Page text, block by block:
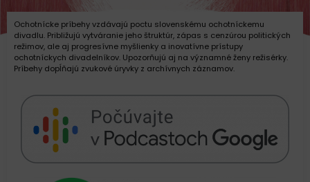
Ochotnícke príbehy vzdávajú poctu slovenskému ochotníckemu
divadlu. Približujú vytváranie jeho štruktúr, zápas s cenzúrou politických
režimov, ale aj progresívne myšlienky a inovatívne prístupy
ochotníckych divadelníkov. Upozorňujú aj na významné ženy režisérky.
Príbehy dopĺňajú zvukové úryvky z archívnych záznamov.